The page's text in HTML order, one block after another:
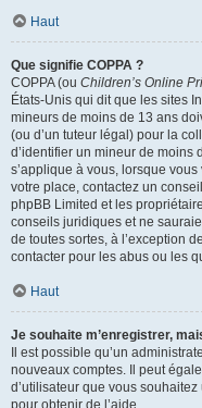
Haut
Que signifie COPPA ?
COPPA (ou Children’s Online
États-Unis qui dit que les sites
mineurs de moins de 13 ans
(ou d’un tuteur légal) pour la
d’identifier un mineur de moins
s’applique à vous, lorsque
votre place, contactez un
phpBB Limited et les
conseils juridiques et ne
de toutes sortes, à l’exception
contacter pour les abus ou les
Haut
Je souhaite m’enregistrer,
Il est possible qu’un
nouveaux comptes. Il peut
d’utilisateur que vous
pour obtenir de l’aide.